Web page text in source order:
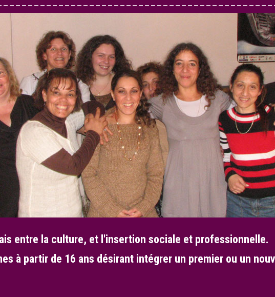
entre la culture, et l'insertion sociale et professionnelle.
à partir de 16 ans désirant intégrer un premier ou un